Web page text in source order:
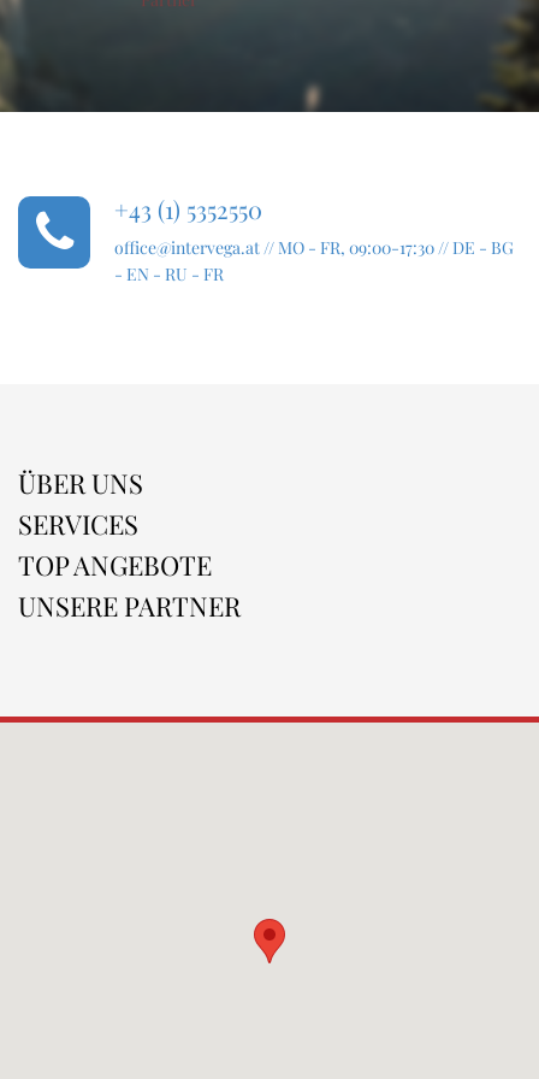
+43 (1) 5352550
office@intervega.at// MO - FR, 09:00-17:30 // DE - BG
- EN - RU - FR
ÜBER UNS
SERVICES
TOP ANGEBOTE
UNSERE PARTNER